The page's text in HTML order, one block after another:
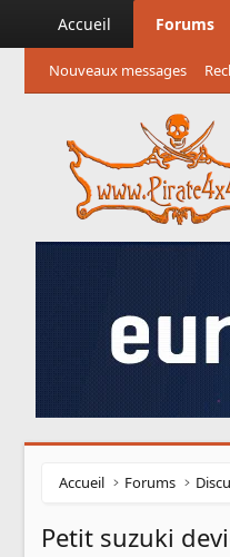
Accueil Forums
Nouveaux messages
Accueil Forums
Petit suzuki